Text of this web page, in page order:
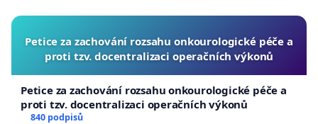
Petice za zachování rozsahu onkourologické péče a
proti tzv. docentralizaci operačních výkonů
Petice za zachování rozsahu onkourologické péče a
proti tzv. docentralizaci operačních výkonů
840 podpisů